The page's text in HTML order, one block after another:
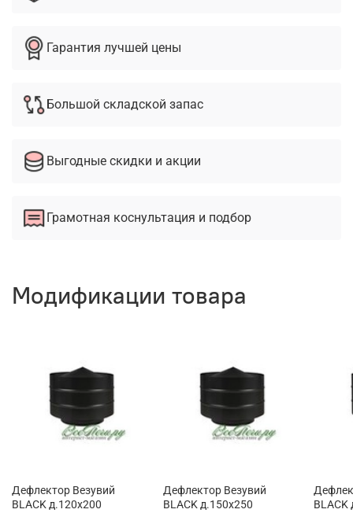
Гарантия лучшей цены
Большой складской запас
Выгодные скидки и акции
Грамотная коснультация и подбор
Модификации товара
Дефлектор Везувий
BLACK д.120х200
Дефлектор Везувий
BLACK д.150х250
BLACK